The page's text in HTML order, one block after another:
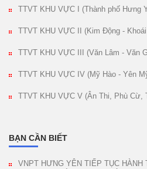
TTVT KHU VỰC I (Thành phố Hưng
TTVT KHU VỰC II (Kim Động -
TTVT KHU VỰC III (Văn Lâm - Văn
TTVT KHU VỰC IV (Mỹ Hào - Yên
TTVT KHU VỰC V (Ân Thi, Phù Cừ,
BẠN CẦN BIẾT
VNPT HƯNG YÊN TIẾP TỤC HÀNH